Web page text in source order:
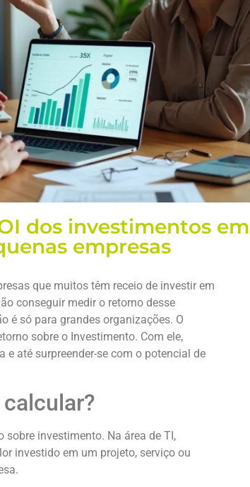
dos investimentos em
empresas
que muitos têm receio de investir em
conseguir medir o retorno desse
é só para grandes organizações. O
sobre o Investimento. Com ele,
até surpreender-se com o potencial de
calcular?
sobre investimento. Na área de TI,
investido em um projeto, serviço ou